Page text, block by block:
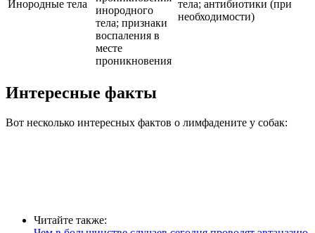
Инородные тела
инородного
тела; признаки
воспаления в
месте
проникновения
тела; антибиотики (при
необходимости)
Интересные факты
Вот несколько интересных фактов о лимфадените у собак:
Читайте также: